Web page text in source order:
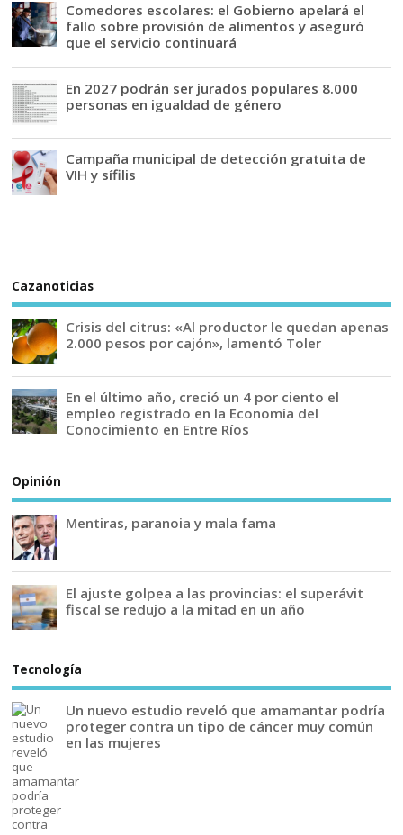
Comedores escolares: el Gobierno apelará el
fallo sobre provisión de alimentos y aseguró
que el servicio continuará
En 2027 podrán ser jurados populares 8.000
personas en igualdad de género
Campaña municipal de detección gratuita de
VIH y sífilis
Cazanoticias
Crisis del citrus: «Al productor le quedan apenas
2.000 pesos por cajón», lamentó Toler
En el último año, creció un 4 por ciento el
empleo registrado en la Economía del
Conocimiento en Entre Ríos
Opinión
Mentiras, paranoia y mala fama
El ajuste golpea a las provincias: el superávit
fiscal se redujo a la mitad en un año
Tecnología
Un nuevo estudio reveló que amamantar podría
proteger contra un tipo de cáncer muy común
en las mujeres